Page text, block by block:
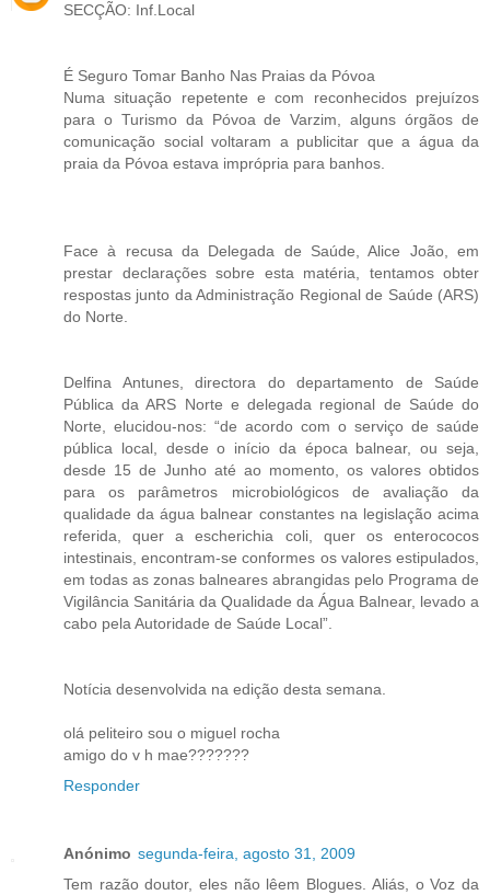
SECÇÃO: Inf.Local
É Seguro Tomar Banho Nas Praias da Póvoa
Numa situação repetente e com reconhecidos prejuízos
para o Turismo da Póvoa de Varzim, alguns órgãos de
comunicação social voltaram a publicitar que a água da
praia da Póvoa estava imprópria para banhos.
Face à recusa da Delegada de Saúde, Alice João, em
prestar declarações sobre esta matéria, tentamos obter
respostas junto da Administração Regional de Saúde (ARS)
do Norte.
Delfina Antunes, directora do departamento de Saúde
Pública da ARS Norte e delegada regional de Saúde do
Norte, elucidou-nos: “de acordo com o serviço de saúde
pública local, desde o início da época balnear, ou seja,
desde 15 de Junho até ao momento, os valores obtidos
para os parâmetros microbiológicos de avaliação da
qualidade da água balnear constantes na legislação acima
referida, quer a escherichia coli, quer os enterococos
intestinais, encontram-se conformes os valores estipulados,
em todas as zonas balneares abrangidas pelo Programa de
Vigilância Sanitária da Qualidade da Água Balnear, levado a
cabo pela Autoridade de Saúde Local”.
Notícia desenvolvida na edição desta semana.
olá peliteiro sou o miguel rocha
amigo do v h mae???????
Responder
Anónimo segunda-feira, agosto 31, 2009
Tem razão doutor, eles não lêem Blogues. Aliás, o Voz da